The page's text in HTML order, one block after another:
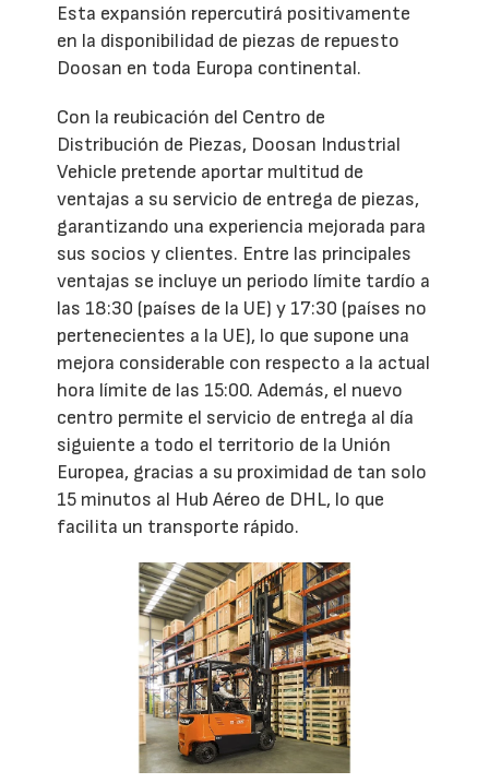
Esta expansión repercutirá positivamente
en la disponibilidad de piezas de repuesto
Doosan en toda Europa continental.
Con la reubicación del Centro de
Distribución de Piezas, Doosan Industrial
Vehicle pretende aportar multitud de
ventajas a su servicio de entrega de piezas,
garantizando una experiencia mejorada para
sus socios y clientes. Entre las principales
ventajas se incluye un periodo límite tardío a
las 18:30 (países de la UE) y 17:30 (países no
pertenecientes a la UE), lo que supone una
mejora considerable con respecto a la actual
hora límite de las 15:00. Además, el nuevo
centro permite el servicio de entrega al día
siguiente a todo el territorio de la Unión
Europea, gracias a su proximidad de tan solo
15 minutos al Hub Aéreo de DHL, lo que
facilita un transporte rápido.